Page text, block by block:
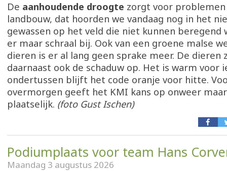
De aanhoudende droogte zorgt voor
landbouw, dat hoorden we vandaag nog in het
gewassen op het veld die niet kunnen beregend
er maar schraal bij. Ook van een groene malse
dieren is er al lang geen sprake meer. De dieren
daarnaast ook de schaduw op. Het is warm voor
ondertussen blijft het code oranje voor hitte.
overmorgen geeft het KMI kans op onweer
plaatselijk. (foto Gust Ischen)
Podiumplaats voor team Hans
Maandag 3 augustus 2026